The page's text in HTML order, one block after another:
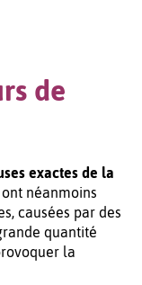
de
exactes de la
ont néanmoins
causées par des
quantité
la